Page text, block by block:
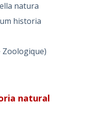
natura
historia
Zoologique)
natural